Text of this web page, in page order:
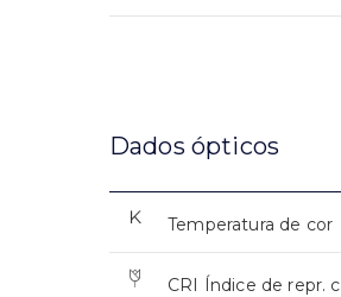
Dados ópticos
Temperatura de cor
CRI Índice de repr.